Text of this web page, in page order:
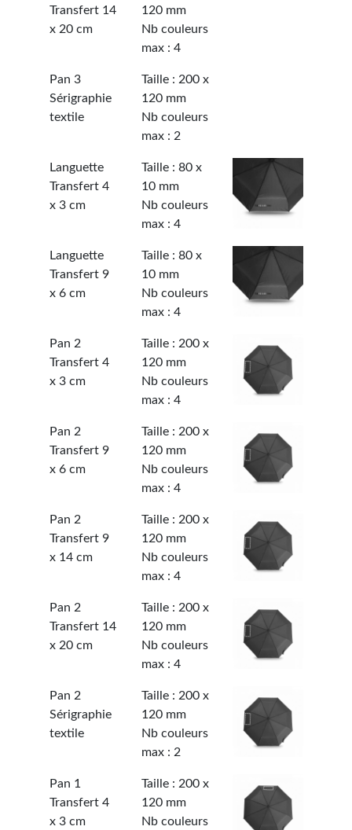
Transfert 14
x 20 cm
120 mm
Nb couleurs
max : 4
Pan 3
Sérigraphie
textile
Taille : 200 x
120 mm
Nb couleurs
max : 2
Languette
Transfert 4
x 3 cm
Taille : 80 x
10 mm
Nb couleurs
max : 4
Languette
Transfert 9
x 6 cm
Taille : 80 x
10 mm
Nb couleurs
max : 4
Pan 2
Transfert 4
x 3 cm
Taille : 200 x
120 mm
Nb couleurs
max : 4
Pan 2
Transfert 9
x 6 cm
Taille : 200 x
120 mm
Nb couleurs
max : 4
Pan 2
Transfert 9
x 14 cm
Taille : 200 x
120 mm
Nb couleurs
max : 4
Pan 2
Transfert 14
x 20 cm
Taille : 200 x
120 mm
Nb couleurs
max : 4
Pan 2
Sérigraphie
textile
Taille : 200 x
120 mm
Nb couleurs
max : 2
Pan 1
Transfert 4
x 3 cm
Taille : 200 x
120 mm
Nb couleurs